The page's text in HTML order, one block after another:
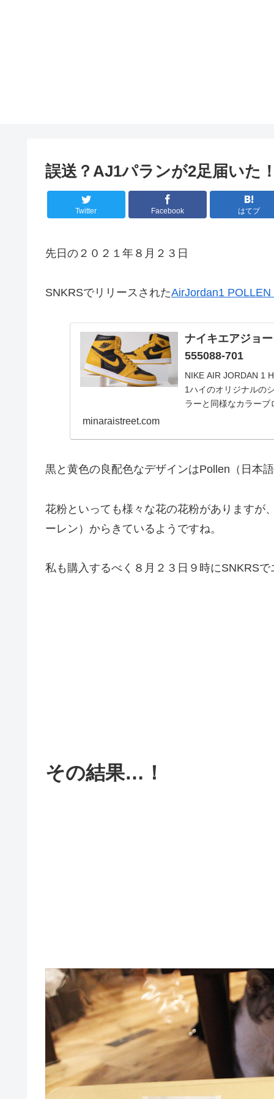
誤送？AJ1パランが2足届いた
Twitter Facebook はてブ
先日の２０２１年８月２３日
SNKRSでリリースされたAirJordan1
ナイキエアジョ
555088-701
NIKE AIR JORDAN 1 HIGH OG
1ハイのオリジナルのシ
ラーと同様なカラー
minaraistreet.com
黒と黄色の良配色なデザインはPollen（日本
花粉といっても様々な花の花粉がありますが
ーレン）からきているようですね。
私も購入するべく８月２３日９時にSNKRSで
その結果…！